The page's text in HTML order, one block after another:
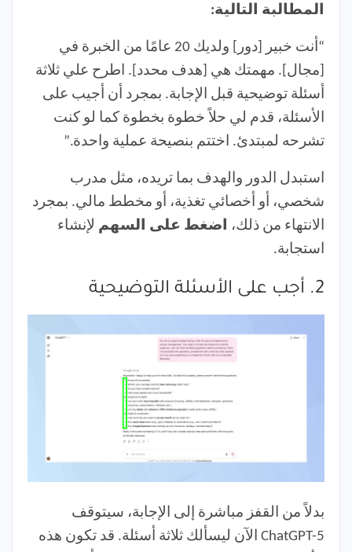
المطالبة التالية:
“أنت خبير [دور] ولديك 20 عامًا من الخبرة في
[مجال]. مهمتك هي [هدف محدد]. اطرح علي ثلاثة
أسئلة توضيحية قبل الإجابة. بمجرد أن أجيب على
الأسئلة، قدم لي حلاً خطوة بخطوة كما لو كنت
تشرحه لمبتدئ. اختتم بنصيحة عملية واحدة.”
استبدل الدور والهدف بما تريده، مثل مدرب
شخصي، أو أخصائي تغذية، أو مخطط مالي. بمجرد
الانتهاء من ذلك، اضغط على السهم لإنشاء
استجابة.
2. أجب على الأسئلة التوضيحية
بدلاً من القفز مباشرة إلى الإجابة، سيتوقف
ChatGPT-5 الآن ليسألك ثلاثة أسئلة. قد تكون هذه